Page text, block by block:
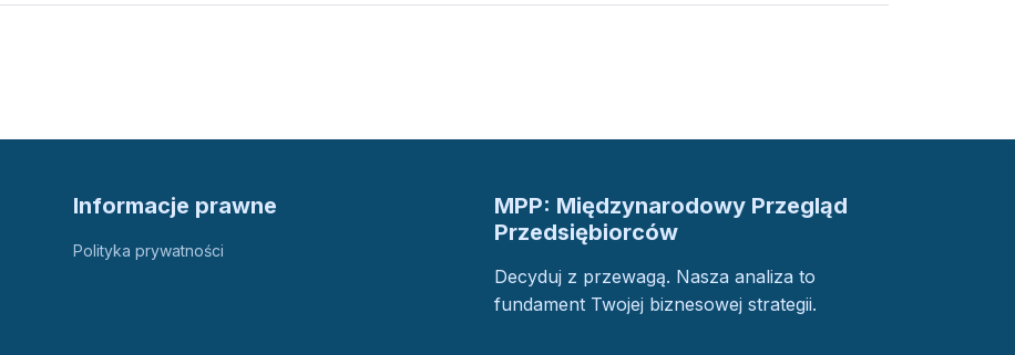
Informacje prawne
Polityka prywatności
MPP: Międzynarodowy Przegląd
Przedsiębiorców
Decyduj z przewagą. Nasza analiza to
fundament Twojej biznesowej strategii.